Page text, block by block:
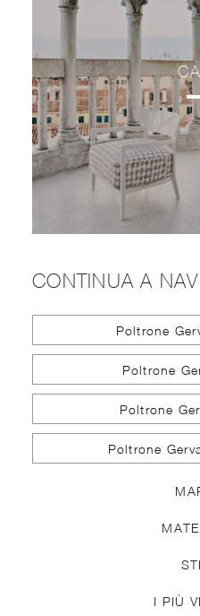
CONTINUA A
Poltrone
Poltrone
Poltrone
Poltrone
I PIÙ